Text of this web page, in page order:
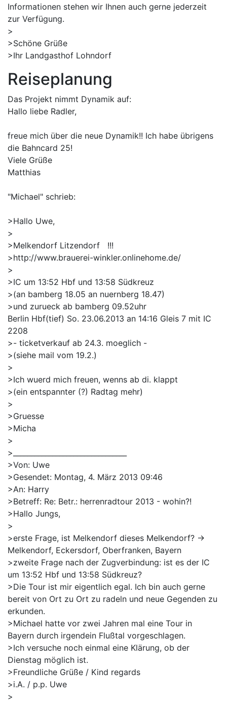
Informationen stehen wir Ihnen auch gerne jederzeit
zur Verfügung.
>
>Schöne Grüße
>Ihr Landgasthof Lohndorf
Reiseplanung
Das Projekt nimmt Dynamik auf:
Hallo liebe Radler,
freue mich über die neue Dynamik!! Ich habe übrigens
die Bahncard 25!
Viele Grüße
Matthias
"Michael" schrieb:
>Hallo Uwe,
>
>Melkendorf Litzendorf !!!
>http://www.brauerei-winkler.onlinehome.de/
>
>IC um 13:52 Hbf und 13:58 Südkreuz
>(an bamberg 18.05 an nuernberg 18.47)
>und zurueck ab bamberg 09.52uhr
Berlin Hbf(tief) So. 23.06.2013 an 14:16 Gleis 7 mit IC
2208
>- ticketverkauf ab 24.3. moeglich -
>(siehe mail vom 19.2.)
>
>Ich wuerd mich freuen, wenns ab di. klappt
>(ein entspannter (?) Radtag mehr)
>
>Gruesse
>Micha
>
>________________________________
>Von: Uwe
>Gesendet: Montag, 4. März 2013 09:46
>An: Harry
>Betreff: Re: Betr.: herrenradtour 2013 - wohin?!
>Hallo Jungs,
>
>erste Frage, ist Melkendorf dieses Melkendorf? ->
Melkendorf, Eckersdorf, Oberfranken, Bayern
>zweite Frage nach der Zugverbindung: ist es der IC
um 13:52 Hbf und 13:58 Südkreuz?
>Die Tour ist mir eigentlich egal. Ich bin auch gerne
bereit von Ort zu Ort zu radeln und neue Gegenden zu
erkunden.
>Michael hatte vor zwei Jahren mal eine Tour in
Bayern durch irgendein Flußtal vorgeschlagen.
>Ich versuche noch einmal eine Klärung, ob der
Dienstag möglich ist.
>Freundliche Grüße / Kind regards
>i.A. / p.p. Uwe
>